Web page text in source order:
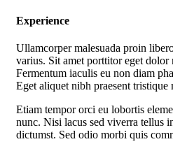
Experience
Ullamcorper malesuada proin
varius. Sit amet porttitor eget dolor
Fermentum iaculis eu non diam
Eget aliquet nibh praesent tristique
Etiam tempor orci eu lobortis
nunc. Nisi lacus sed viverra tellus
dictumst. Sed odio morbi quis